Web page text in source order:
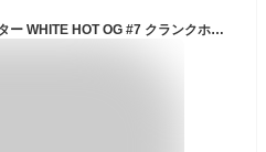
オデッセイ (ODYSSEY) 右用 パター WHITE HOT OG #7 クランクホーゼル (マレットタイプ, 34インチ, スチール) メンズ